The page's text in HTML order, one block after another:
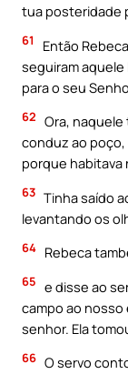
tua posteridade
61
Então
seguiram aquele
para o seu
62 Ora, naquele
conduz ao poço,
porque habitava
63 Tinha saído
levantando os
64 Rebeca
65 e disse ao
campo ao nosso
senhor. Ela
66 O servo